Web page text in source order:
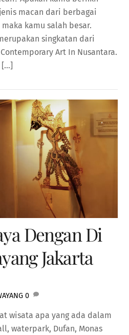
macan dari berbagai
kamu salah besar.
singkatan dari
Art In Nusantara.
[…]
Dengan Di
Jakarta
0
wisata apa yang ada dalam
waterpark, Dufan, Monas